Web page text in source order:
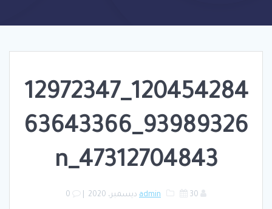
120454284_12972347
93989326_63643366
47312704843_n
admin 30 ديسمبر، 2020 0